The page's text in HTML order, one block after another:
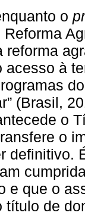
o
reforma
acesso à
(Brasil,
o
o
definitivo.
e que o
título de